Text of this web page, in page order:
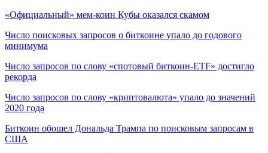
«Официальный» мем-коин Кубы оказался скамом
Число поисковых запросов о биткоине упало до годового
минимума
Число запросов по слову «спотовый биткоин-ETF» достигло
рекорда
Число запросов по слову «криптовалюта» упало до значений
2020 года
Биткоин обошел Дональда Трампа по поисковым запросам в
США